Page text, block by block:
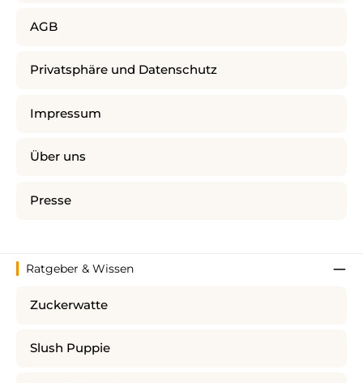
AGB
Privatsphäre und Datenschutz
Impressum
Über uns
Presse
Ratgeber & Wissen
Zuckerwatte
Slush Puppie